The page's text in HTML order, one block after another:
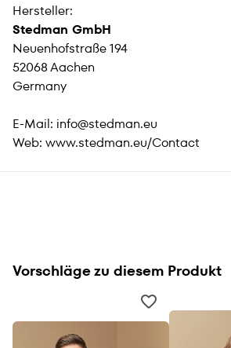
Hersteller:
Stedman GmbH
Neuenhofstraße 194
52068 Aachen
Germany
E-Mail: info@stedman.eu
Web: www.stedman.eu/Contact
Vorschläge zu diesem Produkt